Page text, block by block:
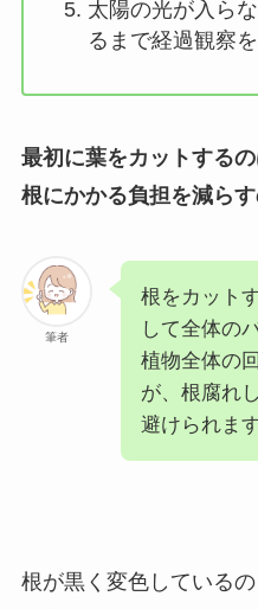
太陽の光が入ら
るまで経過観察
最初に葉をカットする
根にかかる負担を減ら
筆者
根をカット
して全体の
植物全体の
が、根腐れ
避けられます
根が黒く変色している